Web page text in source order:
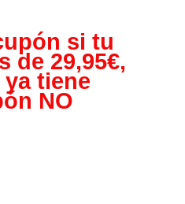
si tu
de 29,95€,
tiene
NO